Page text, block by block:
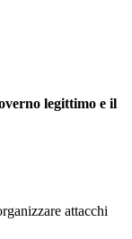
legittimo e il
attacchi